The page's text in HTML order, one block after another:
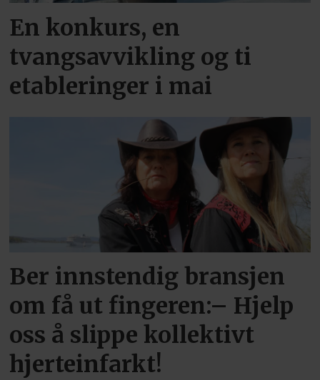
En konkurs, en
tvangsavvikling og ti
etableringer i mai
Ber innstendig bransjen
om få ut fingeren:– Hjelp
oss å slippe kollektivt
hjerteinfarkt!